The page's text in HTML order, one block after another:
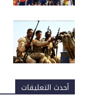
أحدث التعليقات